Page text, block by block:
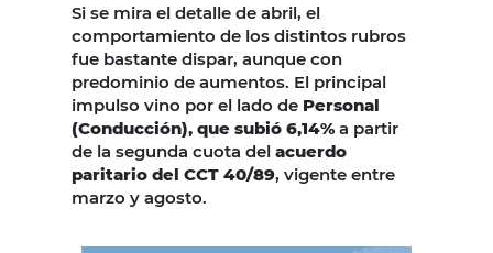
Si se mira el detalle de abril, el
comportamiento de los distintos rubros
fue bastante dispar, aunque con
predominio de aumentos. El principal
impulso vino por el lado de Personal
(Conducción), que subió 6,14% a partir
de la segunda cuota del acuerdo
paritario del CCT 40/89, vigente entre
marzo y agosto.